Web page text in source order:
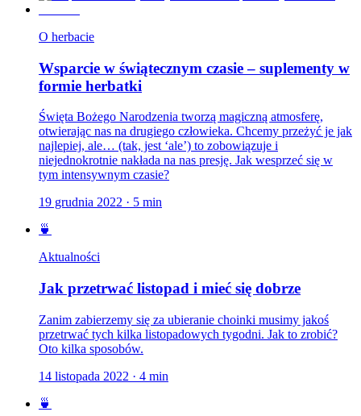
O herbacie
Wsparcie w świątecznym czasie – suplementy w
formie herbatki
Święta Bożego Narodzenia tworzą magiczną atmosferę,
otwierając nas na drugiego człowieka. Chcemy przeżyć je jak
najlepiej, ale… (tak, jest ‘ale’) to zobowiązuje i
niejednokrotnie nakłada na nas presję. Jak wesprzeć się w
tym intensywnym czasie?
19 grudnia 2022 · 5 min
🍵
Aktualności
Jak przetrwać listopad i mieć się dobrze
Zanim zabierzemy się za ubieranie choinki musimy jakoś
przetrwać tych kilka listopadowych tygodni. Jak to zrobić?
Oto kilka sposobów.
14 listopada 2022 · 4 min
🍵